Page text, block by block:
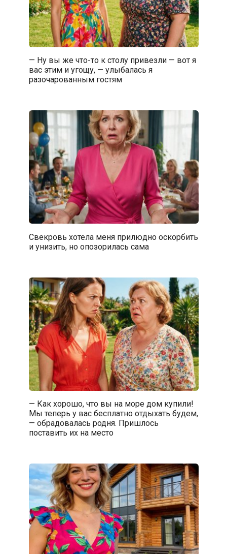
— Ну вы же что-то к столу привезли — вот я
вас этим и угощу, — улыбалась я
разочарованным гостям
Свекровь хотела меня прилюдно оскорбить
и унизить, но опозорилась сама
— Как хорошо, что вы на море дом купили!
Мы теперь у вас бесплатно отдыхать будем,
— обрадовалась родня. Пришлось
поставить их на место